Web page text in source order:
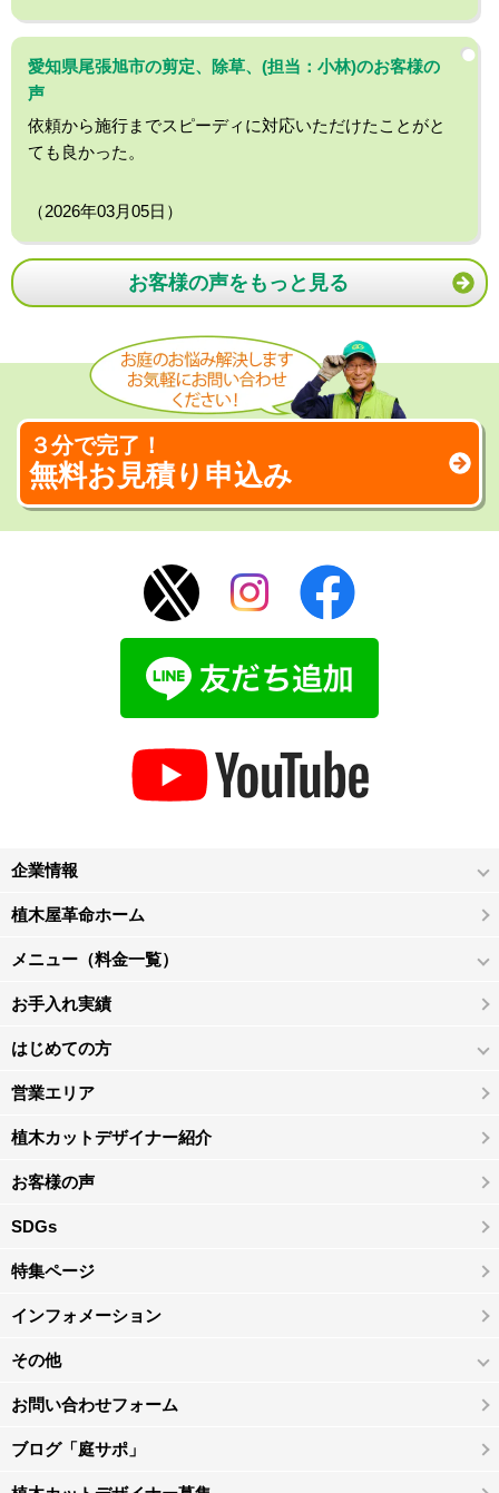
愛知県尾張旭市の剪定、除草、(担当：小林)のお客様の
声
依頼から施行までスピーディに対応いただけたことがと
ても良かった。
（2026年03月05日）
お客様の声をもっと見る
３分で完了！
無料お見積り申込み
企業情報
植木屋革命ホーム
メニュー（料金一覧）
お手入れ実績
はじめての方
営業エリア
植木カットデザイナー紹介
お客様の声
SDGs
特集ページ
インフォメーション
その他
お問い合わせフォーム
ブログ「庭サポ」